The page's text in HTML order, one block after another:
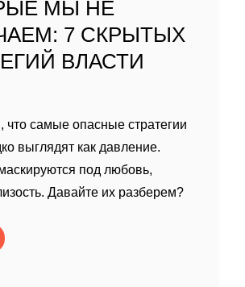
МЫ НЕ
7 СКРЫТЫХ
ВЛАСТИ
что самые опасные стратегии
выглядят как давление.
под любовь,
Давайте их разберем?